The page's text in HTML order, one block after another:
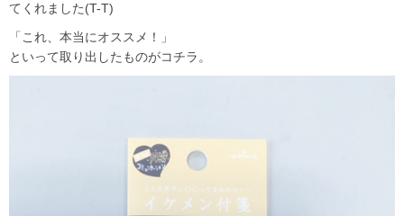
てくれました(T-T)
「これ、本当にオススメ！」
といって取り出したものがコチラ。